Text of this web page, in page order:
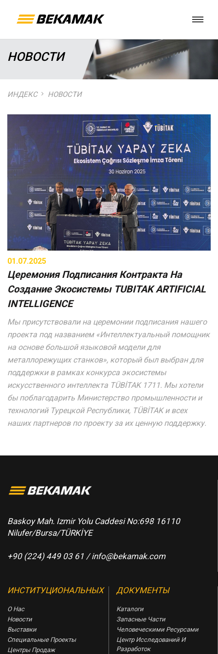
НОВОСТИ
ИНДЕКС НОВОСТИ
01.07.2025
Церемония Подписания Контракта На
Создание Экосистемы TUBITAK ARTIFICIAL
INTELLIGENCE
Мы присутствовали на церемонии подписания нашего
проекта под названием «Интеллектуальный помощник
на основе большой языковой модели для
металлорежущих станков», который был выбран для
поддержки в рамках конкурса экосистемы
искусственного интеллекта TÜBİTAK 1711. Мы хотели
бы поблагодарить Министерство промышленности и
технологий Турецкой Республики, TÜBİTAK и всех
наших партнеров по проекту за их ценную поддержку.
Baskoy Mah. Izmir Yolu Caddesi No:698 16110
Nilufer/Bursa/TÜRKİYE
+90 (224) 449 03 61 /info@bekamak.com
ИНСТИТУЦИОНАЛЬНЫХ
О Нас
Новости
Выставки
Специальные Проекты
Центры Продаж
ДОКУМЕНТЫ
Каталоги
Запасные Части
Человеческими Ресурсами
Центр Исследований И
Разработок